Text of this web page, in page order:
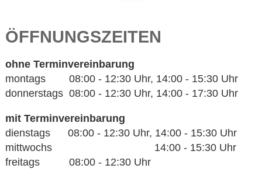
ÖFFNUNGSZEITEN
ohne Terminvereinbarung
montags 08:00 - 12:30 Uhr, 14:00 - 15:30 Uhr
donnerstags 08:00 - 12:30 Uhr, 14:00 - 17:30 Uhr
mit Terminvereinbarung
dienstags 08:00 - 12:30 Uhr, 14:00 - 15:30 Uhr
mittwochs 14:00 - 15:30 Uhr
freitags 08:00 - 12:30 Uhr